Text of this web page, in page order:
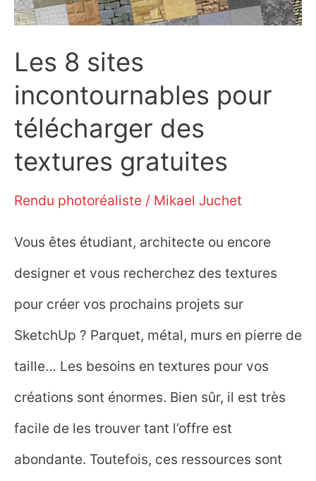
pour
les
télécharger
Les 8 sites
incontournables pour
télécharger des
textures gratuites
Rendu photoréaliste / Mikael Juchet
Vous êtes étudiant, architecte ou encore
designer et vous recherchez des textures
pour créer vos prochains projets sur
SketchUp ? Parquet, métal, murs en pierre de
taille… Les besoins en textures pour vos
créations sont énormes. Bien sûr, il est très
facile de les trouver tant l’offre est
abondante. Toutefois, ces ressources sont